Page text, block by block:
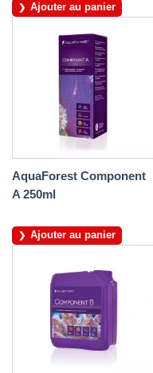
Ajouter au panier
AquaForest Component
A 250ml
Ajouter au panier